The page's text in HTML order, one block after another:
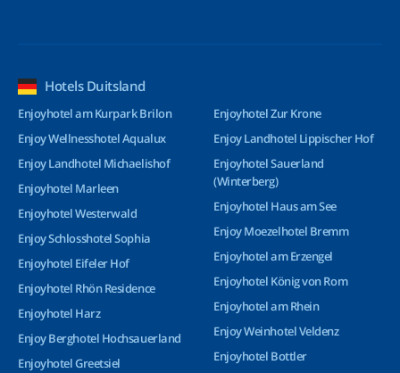
Hotels Duitsland
Enjoyhotel am Kurpark Brilon
Enjoy Wellnesshotel Aqualux
Enjoy Landhotel Michaelishof
Enjoyhotel Marleen
Enjoyhotel Westerwald
Enjoy Schlosshotel Sophia
Enjoyhotel Eifeler Hof
Enjoyhotel Rhön Residence
Enjoyhotel Harz
Enjoy Berghotel Hochsauerland
Enjoyhotel Greetsiel
Enjoyhotel Zur Krone
Enjoy Landhotel Lippischer Hof
Enjoyhotel Sauerland
(Winterberg)
Enjoyhotel Haus am See
Enjoy Moezelhotel Bremm
Enjoyhotel am Erzengel
Enjoyhotel König von Rom
Enjoyhotel am Rhein
Enjoy Weinhotel Veldenz
Enjoyhotel Bottler